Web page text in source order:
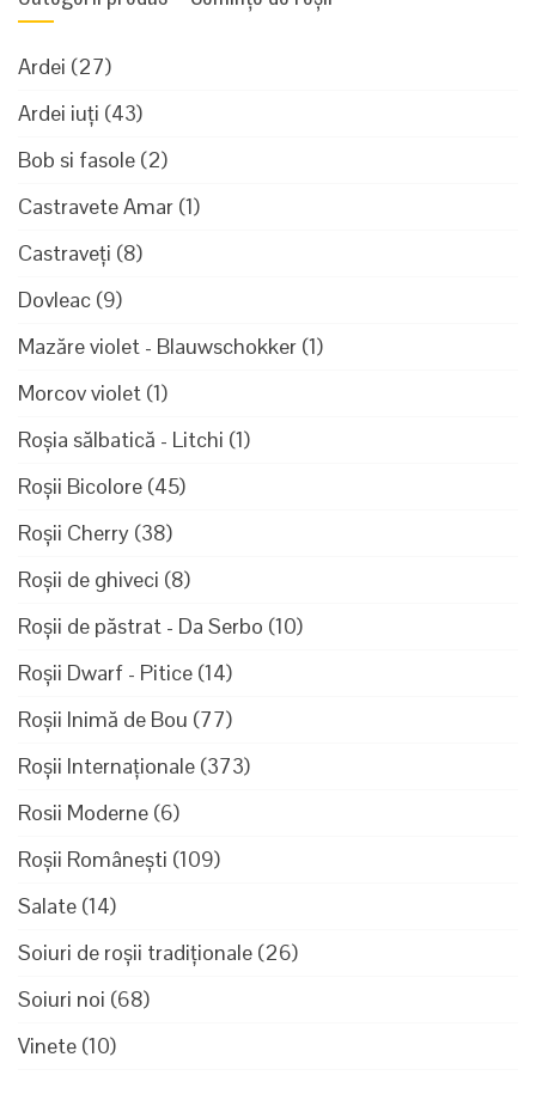
Ardei (27)
Ardei iuți (43)
Bob si fasole (2)
Castravete Amar (1)
Castraveți (8)
Dovleac (9)
Mazăre violet - Blauwschokker (1)
Morcov violet (1)
Roșia sălbatică - Litchi (1)
Roșii Bicolore (45)
Roșii Cherry (38)
Roșii de ghiveci (8)
Roșii de păstrat - Da Serbo (10)
Roșii Dwarf - Pitice (14)
Roșii Inimă de Bou (77)
Roșii Internaționale (373)
Rosii Moderne (6)
Roșii Românești (109)
Salate (14)
Soiuri de roșii tradiționale (26)
Soiuri noi (68)
Vinete (10)